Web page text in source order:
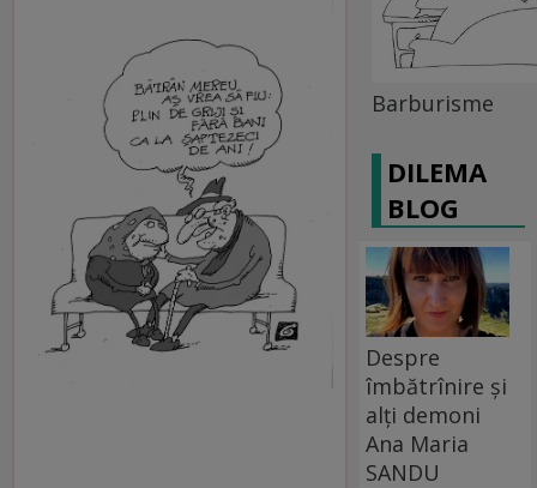
Barburisme
DILEMA
BLOG
Despre
îmbătrînire și
alți demoni
Ana Maria
SANDU